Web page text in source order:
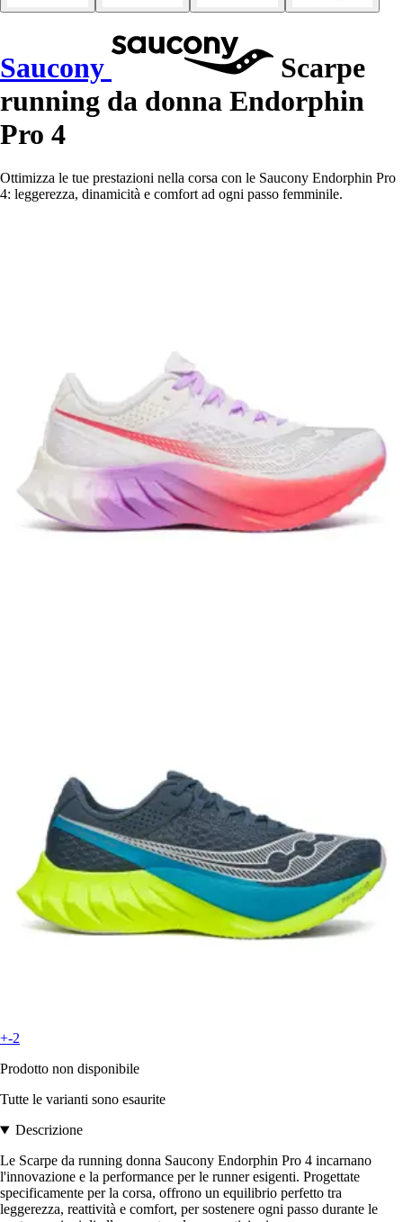
Saucony
Scarpe
running da donna Endorphin
Pro 4
Ottimizza le tue prestazioni nella corsa con le Saucony Endorphin Pro
4: leggerezza, dinamicità e comfort ad ogni passo femminile.
+-2
Prodotto non disponibile
Tutte le varianti sono esaurite
Descrizione
Le Scarpe da running donna Saucony Endorphin Pro 4 incarnano
l'innovazione e la performance per le runner esigenti. Progettate
specificamente per la corsa, offrono un equilibrio perfetto tra
leggerezza, reattività e comfort, per sostenere ogni passo durante le